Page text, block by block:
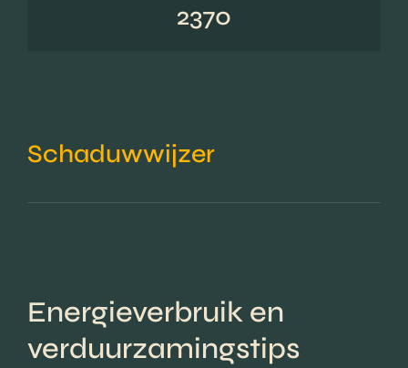
2370
Schaduwwijzer
Energieverbruik en
verduurzamingstips